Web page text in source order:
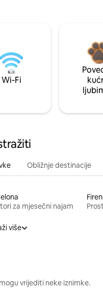
Wi-Fi
Obližnje destinacije
za mjesečni najam
više
vrijediti neke iznimke.